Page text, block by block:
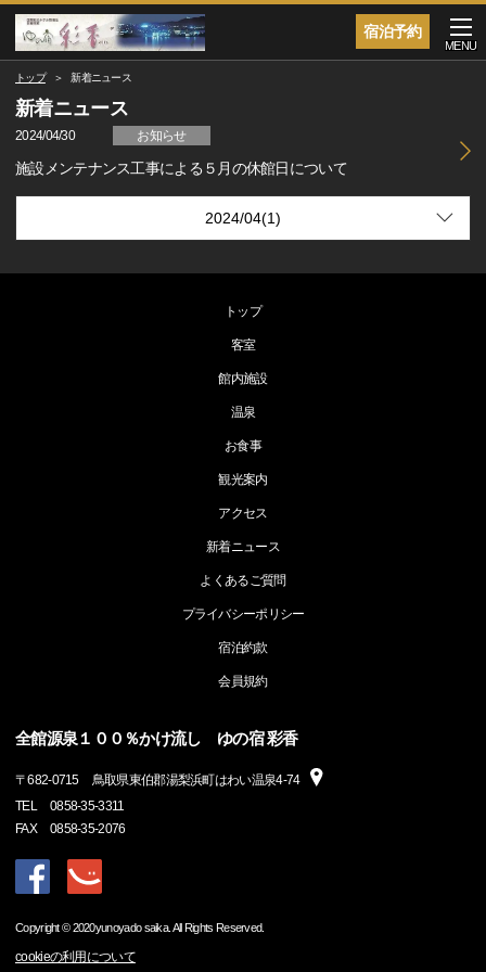
宿泊予約
MENU
トップ 新着ニュース
新着ニュース
2024/04/30 お知らせ
施設メンテナンス工事による５月の休館日について
トップ
客室
館内施設
温泉
お食事
観光案内
アクセス
新着ニュース
よくあるご質問
プライバシーポリシー
宿泊約款
会員規約
全館源泉１００％かけ流し ゆの宿 彩香
〒682-0715
鳥取県東伯郡湯梨浜町はわい温泉4-74
TEL
0858-35-3311
FAX
0858-35-2076
Copyright © 2020yunoyado saika. All Rights Reserved.
cookieの利用について